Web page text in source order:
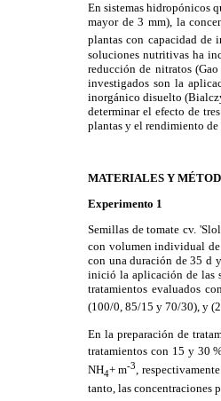
En sistemas hidropónicos
mayor de 3 mm), la
plantas con capacidad de
soluciones nutritivas ha
reducción de nitratos
investigados son la
inorgánico disuelto
determinar el efecto de
plantas y el rendimiento
MATERIALES Y
Experimento 1
Semillas de tomate cv.
con volumen individual
con una duración de 35 d
inició la aplicación de las
tratamientos evaluados
(100/0, 85/15 y 70/30), y
En la preparación de
tratamientos con 15 y 30
NH4+ m-3
,
tanto, las concentraciones